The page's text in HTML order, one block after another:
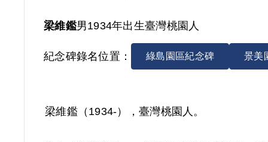
梁維鑑男1934年出生臺灣桃園人
紀念碑錄名位置： 綠島園區紀念碑 景美
梁維鑑（1934-），臺灣桃園人。